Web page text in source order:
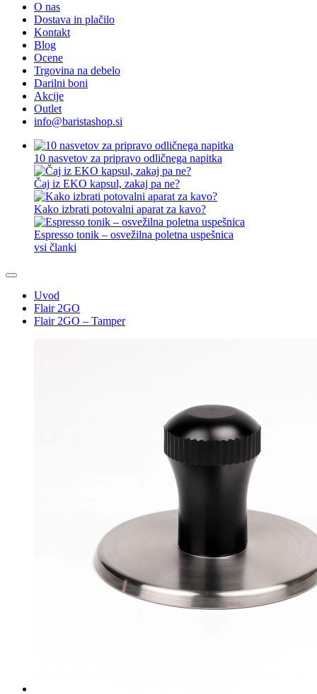
O nas
Dostava in plačilo
Kontakt
Blog
Ocene
Trgovina na debelo
Darilni boni
Akcije
Outlet
info@baristashop.si
10 nasvetov za pripravo odličnega napitka
Čaj iz EKO kapsul, zakaj pa ne?
Kako izbrati potovalni aparat za kavo?
Espresso tonik – osvežilna poletna uspešnica
vsi članki
Uvod
Flair 2GO
Flair 2GO – Tamper